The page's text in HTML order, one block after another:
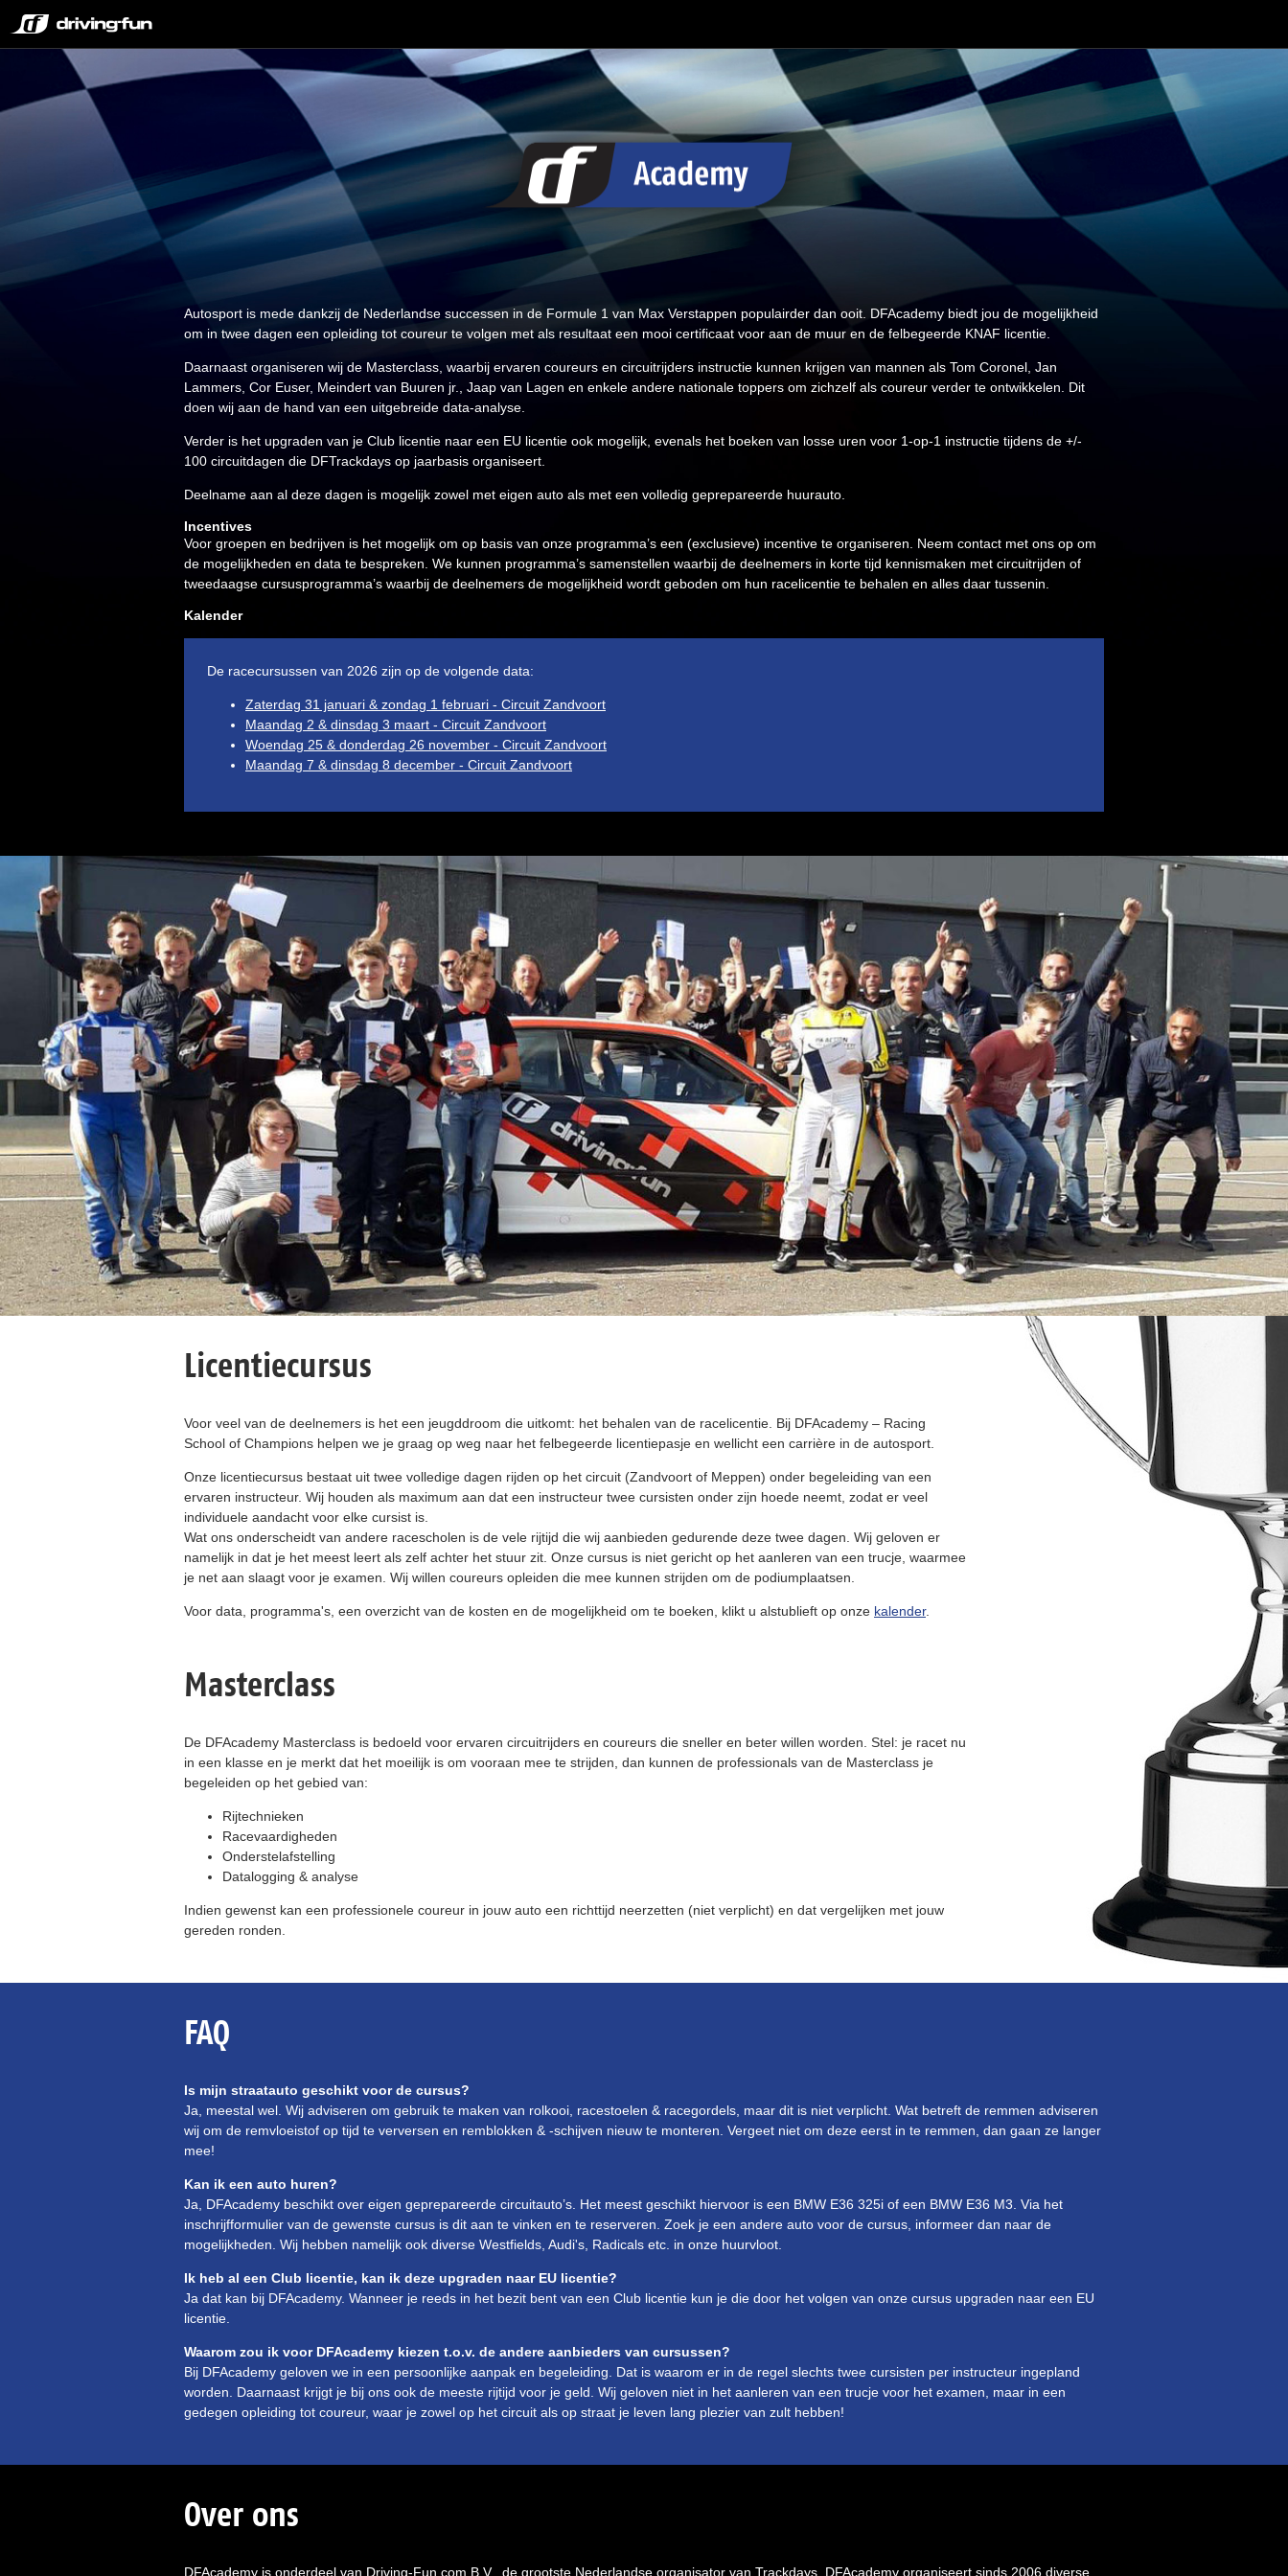
Autosport is mede dankzij de Nederlandse successen in de Formule 1 van Max Verstappen populairder dan ooit. DFAcademy biedt jou de mogelijkheid
om in twee dagen een opleiding tot coureur te volgen met als resultaat een mooi certificaat voor aan de muur en de felbegeerde KNAF licentie.
Daarnaast organiseren wij de Masterclass, waarbij ervaren coureurs en circuitrijders instructie kunnen krijgen van mannen als Tom Coronel, Jan
Lammers, Cor Euser, Meindert van Buuren jr., Jaap van Lagen en enkele andere nationale toppers om zichzelf als coureur verder te ontwikkelen. Dit
doen wij aan de hand van een uitgebreide data-analyse.
Verder is het upgraden van je Club licentie naar een EU licentie ook mogelijk, evenals het boeken van losse uren voor 1-op-1 instructie tijdens de +/-
100 circuitdagen die DFTrackdays op jaarbasis organiseert.
Deelname aan al deze dagen is mogelijk zowel met eigen auto als met een volledig geprepareerde huurauto.
Incentives
Voor groepen en bedrijven is het mogelijk om op basis van onze programma’s een (exclusieve) incentive te organiseren. Neem contact met ons op om
de mogelijkheden en data te bespreken. We kunnen programma’s samenstellen waarbij de deelnemers in korte tijd kennismaken met circuitrijden of
tweedaagse cursusprogramma’s waarbij de deelnemers de mogelijkheid wordt geboden om hun racelicentie te behalen en alles daar tussenin.
Kalender
De racecursussen van 2026 zijn op de volgende data:
Zaterdag 31 januari & zondag 1 februari - Circuit Zandvoort
Maandag 2 & dinsdag 3 maart - Circuit Zandvoort
Woendag 25 & donderdag 26 november - Circuit Zandvoort
Maandag 7 & dinsdag 8 december - Circuit Zandvoort
Licentiecursus
Voor veel van de deelnemers is het een jeugddroom die uitkomt: het behalen van de racelicentie. Bij DFAcademy – Racing
School of Champions helpen we je graag op weg naar het felbegeerde licentiepasje en wellicht een carrière in de autosport.
Onze licentiecursus bestaat uit twee volledige dagen rijden op het circuit (Zandvoort of Meppen) onder begeleiding van een
ervaren instructeur. Wij houden als maximum aan dat een instructeur twee cursisten onder zijn hoede neemt, zodat er veel
individuele aandacht voor elke cursist is.
Wat ons onderscheidt van andere racescholen is de vele rijtijd die wij aanbieden gedurende deze twee dagen. Wij geloven er
namelijk in dat je het meest leert als zelf achter het stuur zit. Onze cursus is niet gericht op het aanleren van een trucje, waarmee
je net aan slaagt voor je examen. Wij willen coureurs opleiden die mee kunnen strijden om de podiumplaatsen.
Voor data, programma's, een overzicht van de kosten en de mogelijkheid om te boeken, klikt u alstublieft op onze kalender.
Masterclass
De DFAcademy Masterclass is bedoeld voor ervaren circuitrijders en coureurs die sneller en beter willen worden. Stel: je racet nu
in een klasse en je merkt dat het moeilijk is om vooraan mee te strijden, dan kunnen de professionals van de Masterclass je
begeleiden op het gebied van:
Rijtechnieken
Racevaardigheden
Onderstelafstelling
Datalogging & analyse
Indien gewenst kan een professionele coureur in jouw auto een richttijd neerzetten (niet verplicht) en dat vergelijken met jouw
gereden ronden.
FAQ
Is mijn straatauto geschikt voor de cursus?
Ja, meestal wel. Wij adviseren om gebruik te maken van rolkooi, racestoelen & racegordels, maar dit is niet verplicht. Wat betreft de remmen adviseren
wij om de remvloeistof op tijd te verversen en remblokken & -schijven nieuw te monteren. Vergeet niet om deze eerst in te remmen, dan gaan ze langer
mee!
Kan ik een auto huren?
Ja, DFAcademy beschikt over eigen geprepareerde circuitauto’s. Het meest geschikt hiervoor is een BMW E36 325i of een BMW E36 M3. Via het
inschrijfformulier van de gewenste cursus is dit aan te vinken en te reserveren. Zoek je een andere auto voor de cursus, informeer dan naar de
mogelijkheden. Wij hebben namelijk ook diverse Westfields, Audi's, Radicals etc. in onze huurvloot.
Ik heb al een Club licentie, kan ik deze upgraden naar EU licentie?
Ja dat kan bij DFAcademy. Wanneer je reeds in het bezit bent van een Club licentie kun je die door het volgen van onze cursus upgraden naar een EU
licentie.
Waarom zou ik voor DFAcademy kiezen t.o.v. de andere aanbieders van cursussen?
Bij DFAcademy geloven we in een persoonlijke aanpak en begeleiding. Dat is waarom er in de regel slechts twee cursisten per instructeur ingepland
worden. Daarnaast krijgt je bij ons ook de meeste rijtijd voor je geld. Wij geloven niet in het aanleren van een trucje voor het examen, maar in een
gedegen opleiding tot coureur, waar je zowel op het circuit als op straat je leven lang plezier van zult hebben!
Over ons
DFAcademy is onderdeel van Driving-Fun.com B.V., de grootste Nederlandse organisator van Trackdays. DFAcademy organiseert sinds 2006 diverse